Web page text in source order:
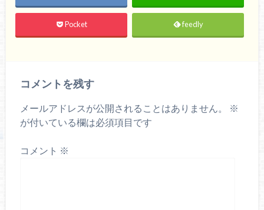
Pocket feedly
コメントを残す
メールアドレスが公開されることはありません。
※
が付いている欄は必須項目です
コメント ※